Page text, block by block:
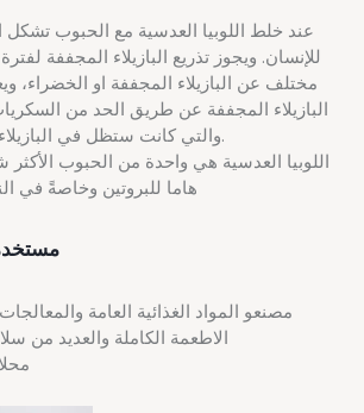
عند خلط اللوبيا العدسية مع الحبوب تشكل
للإنسان. ويجوز تذريع البازيلاء المجففة
مختلف عن البازيلاء المجففة او الخضراء،
البازيلاء المجففة عن طريق الحد من
والتي كانت ستظل في البازيلاء المجففة المطبوخة.
هاما للبروتين وخاصةً في
مصنعو المواد الغذائية العامة
الاطعمة الكاملة والعديد من